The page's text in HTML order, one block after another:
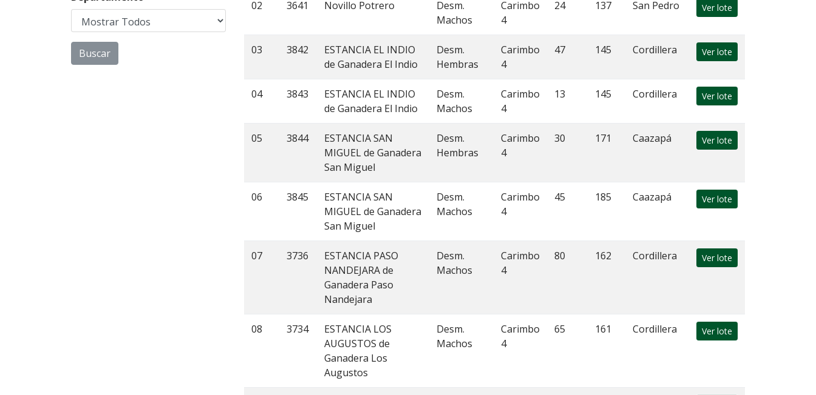
02 3641 Novillo Potrero
Desm.
Machos
Carimbo
4
24 137 San Pedro Ver lote
03 3842
ESTANCIA EL INDIO
de Ganadera El Indio
Desm.
Hembras
Carimbo
4
47 145 Cordillera Ver lote
04 3843
ESTANCIA EL INDIO
de Ganadera El Indio
Desm.
Machos
Carimbo
4
13 145 Cordillera Ver lote
05 3844
ESTANCIA SAN
MIGUEL de Ganadera
San Miguel
Desm.
Hembras
Carimbo
4
30 171 Caazapá Ver lote
06 3845
ESTANCIA SAN
MIGUEL de Ganadera
San Miguel
Desm.
Machos
Carimbo
4
45 185 Caazapá Ver lote
07 3736
ESTANCIA PASO
NANDEJARA de
Ganadera Paso
Nandejara
Desm.
Machos
Carimbo
4
80 162 Cordillera Ver lote
08 3734
ESTANCIA LOS
AUGUSTOS de
Ganadera Los
Augustos
Desm.
Machos
Carimbo
4
65 161 Cordillera Ver lote